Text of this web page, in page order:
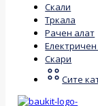
Скали
Тркала
Рачен алат
Скари
Сите